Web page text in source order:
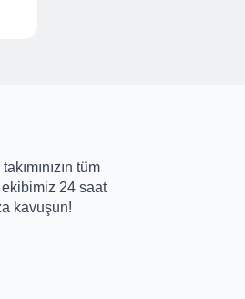
tüm
ekibimiz 24 saat
kavuşun!